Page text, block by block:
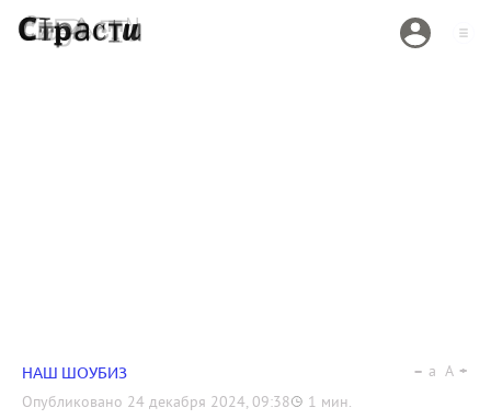
НАШ ШОУБИЗ
Опубликовано 24 декабря 2024, 09:38 1 мин.
a A